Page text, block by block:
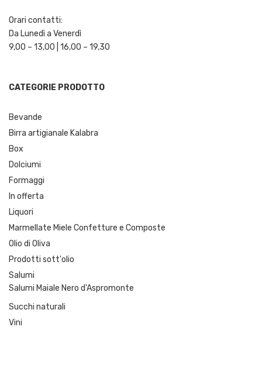
Orari contatti:
Da Lunedì a Venerdì
9,00 – 13,00 | 16,00 – 19,30
CATEGORIE PRODOTTO
Bevande
Birra artigianale Kalabra
Box
Dolciumi
Formaggi
In offerta
Liquori
Marmellate Miele Confetture e Composte
Olio di Oliva
Prodotti sott'olio
Salumi
Salumi Maiale Nero d'Aspromonte
Succhi naturali
Vini